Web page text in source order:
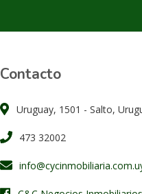
Contacto
Uruguay, 1501 - Salto,
473 32002